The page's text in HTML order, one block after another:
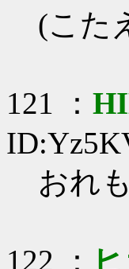
(こた
121 ：
おれも
122 ：